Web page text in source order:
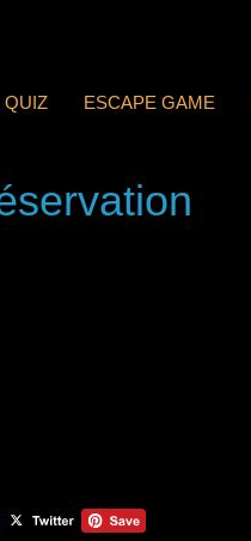
QUIZ ESCAPE GAME